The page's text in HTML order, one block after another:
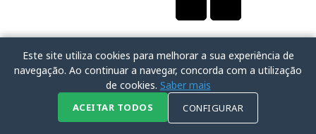
Este site utiliza cookies para melhorar a sua experiência de
navegação. Ao continuar a navegar, concorda com a utilização
de cookies. Saber mais
ACEITAR TODOS CONFIGURAR